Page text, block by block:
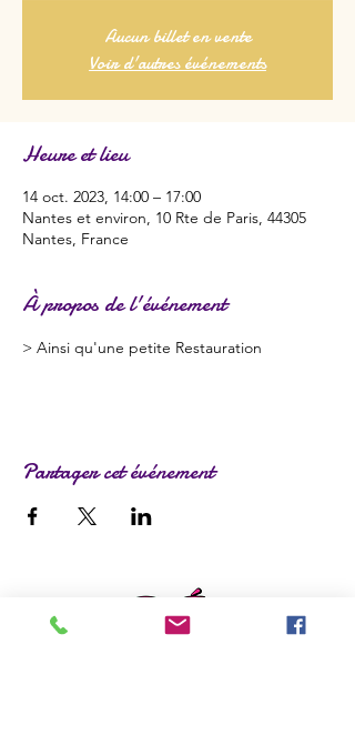
Aucun billet en vente
Voir d'autres événements
Heure et lieu
14 oct. 2023, 14:00 – 17:00
Nantes et environ, 10 Rte de Paris, 44305
Nantes, France
À propos de l'événement
> Ainsi qu'une petite Restauration
Partager cet événement